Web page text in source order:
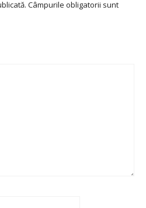
Câmpurile obligatorii sunt